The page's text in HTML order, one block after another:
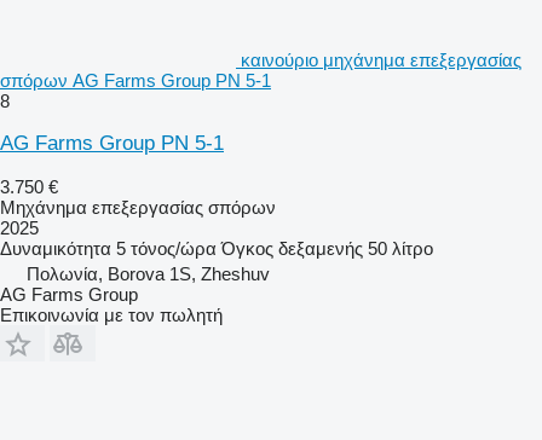
καινούριο μηχάνημα επεξεργασίας
σπόρων AG Farms Group PN 5-1
8
AG Farms Group PN 5-1
3.750 €
Μηχάνημα επεξεργασίας σπόρων
2025
Δυναμικότητα 5 τόνος/ώρα Όγκος δεξαμενής 50 λίτρο
Πολωνία, Borova 1S, Zheshuv
AG Farms Group
Επικοινωνία με τον πωλητή